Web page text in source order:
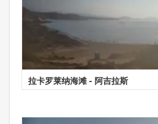
拉卡罗莱纳海滩 - 阿吉拉斯